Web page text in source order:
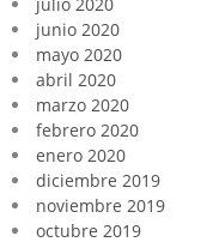
julio 2020
junio 2020
mayo 2020
abril 2020
marzo 2020
febrero 2020
enero 2020
diciembre 2019
noviembre 2019
octubre 2019